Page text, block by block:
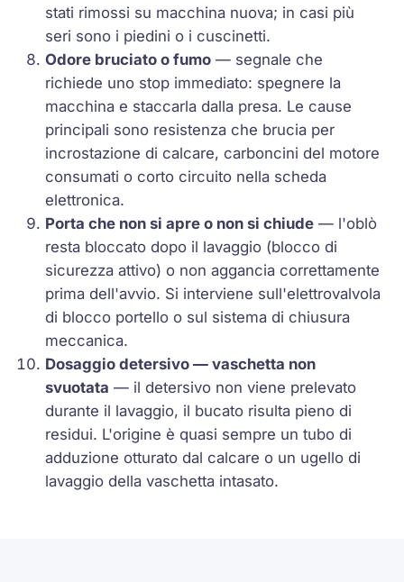
stati rimossi su macchina nuova; in casi più
seri sono i piedini o i cuscinetti.
Odore bruciato o fumo — segnale che
richiede uno stop immediato: spegnere la
macchina e staccarla dalla presa. Le cause
principali sono resistenza che brucia per
incrostazione di calcare, carboncini del motore
consumati o corto circuito nella scheda
elettronica.
Porta che non si apre o non si chiude — l'oblò
resta bloccato dopo il lavaggio (blocco di
sicurezza attivo) o non aggancia correttamente
prima dell'avvio. Si interviene sull'elettrovalvola
di blocco portello o sul sistema di chiusura
meccanica.
Dosaggio detersivo — vaschetta non
svuotata — il detersivo non viene prelevato
durante il lavaggio, il bucato risulta pieno di
residui. L'origine è quasi sempre un tubo di
adduzione otturato dal calcare o un ugello di
lavaggio della vaschetta intasato.